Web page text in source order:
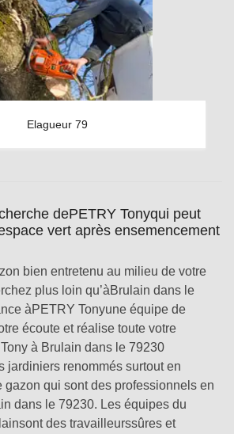
Elagueur 79
dePETRY Tonyqui peut
vert après ensemencement
bien entretenu au milieu de votre
plus loin qu’àBrulain dans le
àPETRY Tonyune équipe de
écoute et réalise toute votre
à Brulain dans le 79230
jardiniers renommés surtout en
gazon qui sont des professionnels en
dans le 79230. Les équipes du
des travailleurssûres et